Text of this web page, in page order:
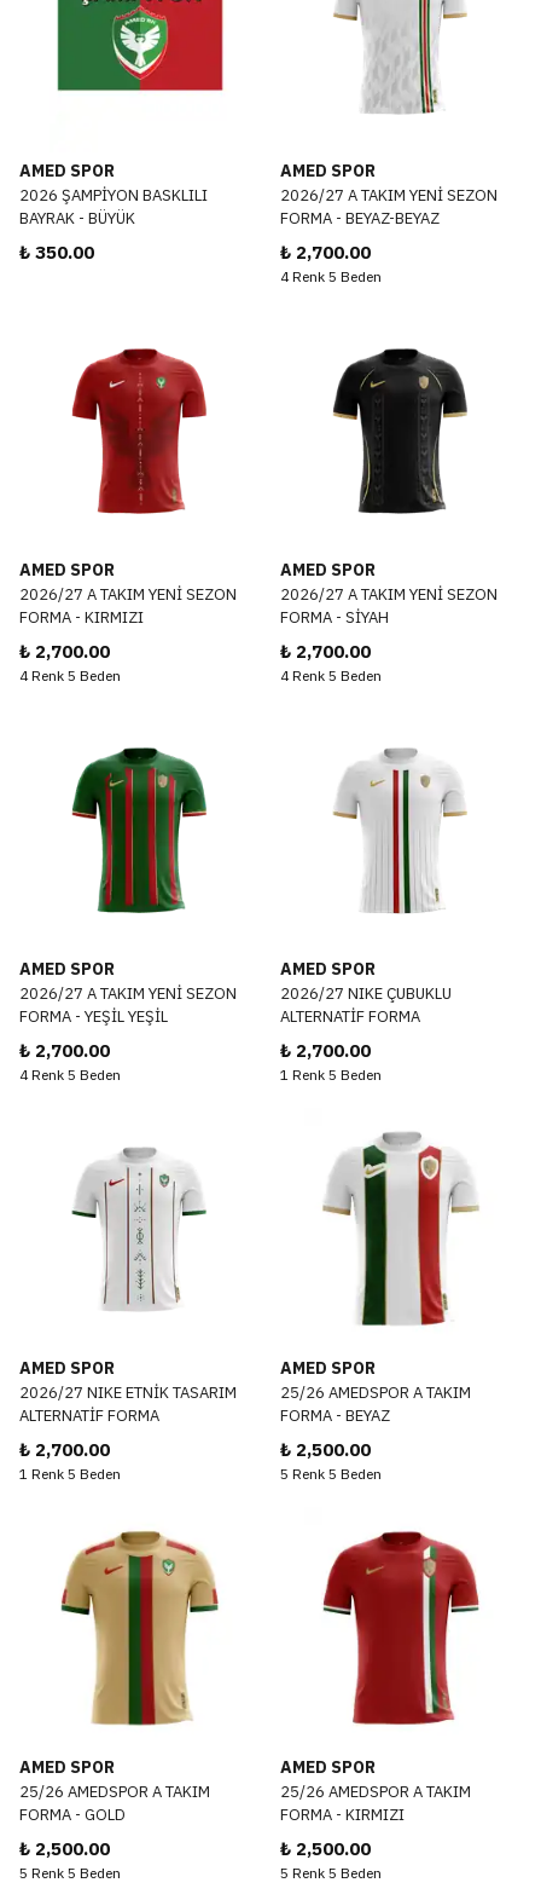
AMED SPOR
2026 ŞAMPİYON BASKLILI
BAYRAK - BÜYÜK
₺ 350.00
AMED SPOR
2026/27 A TAKIM YENİ SEZON
FORMA - BEYAZ-BEYAZ
₺ 2,700.00
4 Renk 5 Beden
AMED SPOR
2026/27 A TAKIM YENİ SEZON
FORMA - KIRMIZI
₺ 2,700.00
4 Renk 5 Beden
AMED SPOR
2026/27 A TAKIM YENİ SEZON
FORMA - SİYAH
₺ 2,700.00
4 Renk 5 Beden
AMED SPOR
2026/27 A TAKIM YENİ SEZON
FORMA - YEŞİL YEŞİL
₺ 2,700.00
4 Renk 5 Beden
AMED SPOR
2026/27 NIKE ÇUBUKLU
ALTERNATİF FORMA
₺ 2,700.00
1 Renk 5 Beden
AMED SPOR
2026/27 NIKE ETNİK TASARIM
ALTERNATİF FORMA
₺ 2,700.00
1 Renk 5 Beden
AMED SPOR
25/26 AMEDSPOR A TAKIM
FORMA - BEYAZ
₺ 2,500.00
5 Renk 5 Beden
AMED SPOR
25/26 AMEDSPOR A TAKIM
FORMA - GOLD
₺ 2,500.00
5 Renk 5 Beden
AMED SPOR
25/26 AMEDSPOR A TAKIM
FORMA - KIRMIZI
₺ 2,500.00
5 Renk 5 Beden